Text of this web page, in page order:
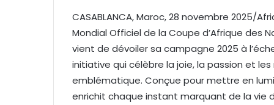
CASABLANCA, Maroc, 28 novembre 2025/
Mondial Officiel de la Coupe d’Afrique des
vient de dévoiler sa campagne 2025 à
initiative qui célèbre la joie, la passion et
emblématique. Conçue pour mettre en
enrichit chaque instant marquant de la vie